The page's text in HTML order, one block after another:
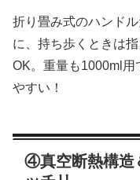
折り畳み式のハンド
に、持ち歩くときは
OK。重量も1000ml用
やすい！
④真空断熱構造